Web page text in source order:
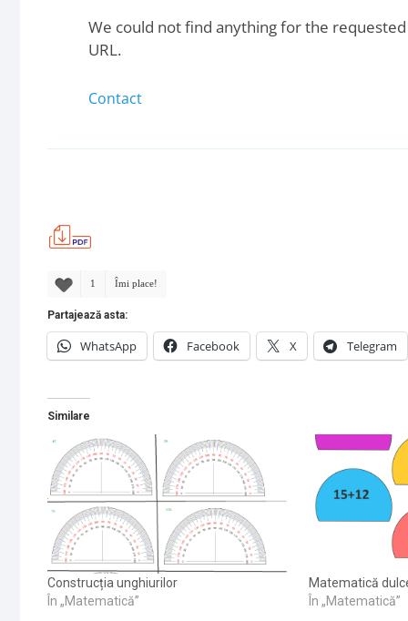
1 Îmi place!
Partajează asta:
WhatsApp Facebook X Telegram
Similare
Construcția unghiurilor
În „Matematică”
Matematică
În „Matematică”